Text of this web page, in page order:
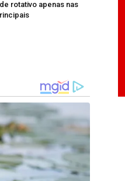
atendimento à
rotativo apenas nas